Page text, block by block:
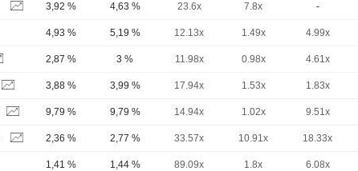
3,92 % 4,63 % 23.6x 7.8x -
4,93 % 5,19 % 12.13x 1.49x 4.99x
2,87 % 3 % 11.98x 0.98x 4.61x
3,88 % 3,99 % 17.94x 1.53x 1.83x
9,79 % 9,79 % 14.94x 1.02x 9.51x
2,36 % 2,77 % 33.57x 10.91x 18.33x
1,41 % 1,44 % 89.09x 1.8x 6.08x